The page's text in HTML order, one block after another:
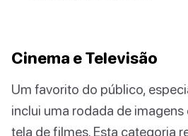
Cinema e Televisão
Um favorito do público,
inclui uma rodada de
tela de filmes. Esta categoria